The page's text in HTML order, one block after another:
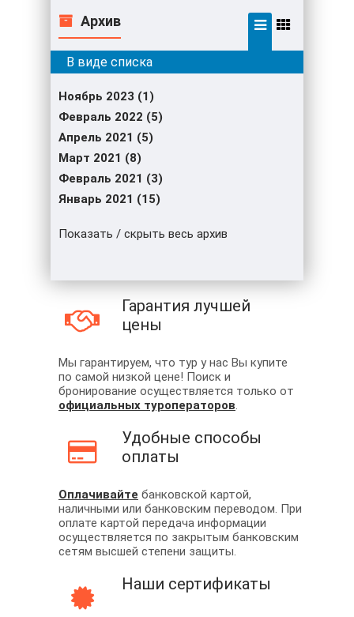
Архив
Ноябрь 2023 (1)
Февраль 2022 (5)
Апрель 2021 (5)
Март 2021 (8)
Февраль 2021 (3)
Январь 2021 (15)
Показать / скрыть весь архив
Гарантия лучшей
цены
Мы гарантируем, что тур у нас Вы купите
по самой низкой цене! Поиск и
бронирование осуществляется только от
официальных туроператоров.
Удобные способы
оплаты
Оплачивайте банковской картой,
наличными или банковским переводом. При
оплате картой передача информации
осуществляется по закрытым банковским
сетям высшей степени защиты.
Наши сертификаты